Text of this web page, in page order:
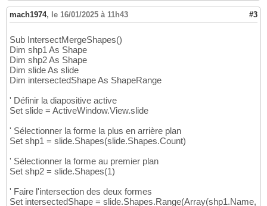
mach1974, le 16/01/2025 à 11h43 #3
Sub IntersectMergeShapes()
Dim shp1 As Shape
Dim shp2 As Shape
Dim slide As slide
Dim intersectedShape As ShapeRange
' Définir la diapositive active
Set slide = ActiveWindow.View.slide
' Sélectionner la forme la plus en arrière plan
Set shp1 = slide.Shapes(slide.Shapes.Count)
' Sélectionner la forme au premier plan
Set shp2 = slide.Shapes(1)
' Faire l'intersection des deux formes
Set intersectedShape = slide.Shapes.Range(Array(shp1.Name,